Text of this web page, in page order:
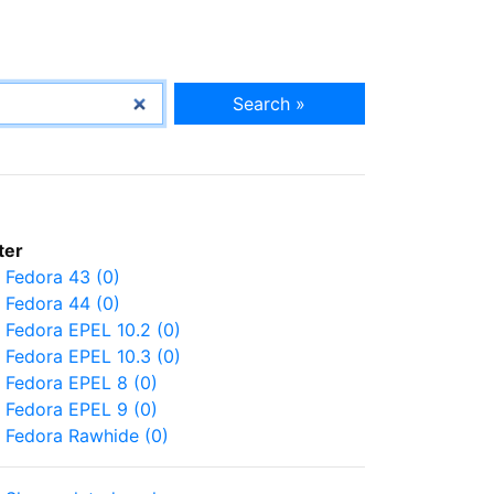
Search »
Fedora 43 (0)
Fedora 44 (0)
Fedora EPEL 10.2 (0)
Fedora EPEL 10.3 (0)
Fedora EPEL 8 (0)
Fedora EPEL 9 (0)
Fedora Rawhide (0)